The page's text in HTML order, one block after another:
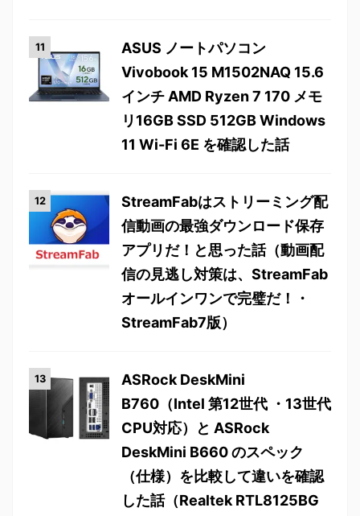
ASUS ノートパソコン
Vivobook 15 M1502NAQ 15.6
インチ AMD Ryzen 7 170 メモ
リ16GB SSD 512GB Windows
11 Wi-Fi 6E を確認した話
StreamFabはストリーミング配
信動画の最強ダウンロード保存
アプリだ！と思った話（動画配
信の見逃し対策は、StreamFab
オールインワンで完璧だ！・
StreamFab7版）
ASRock DeskMini
B760（Intel 第12世代 ・13世代
CPU対応）と ASRock
DeskMini B660 のスペック
（仕様）を比較して違いを確認
した話（Realtek RTL8125BG